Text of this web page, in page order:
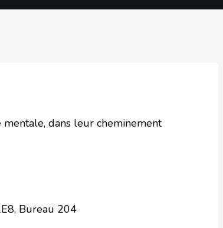
dans leur cheminement
Bureau 204